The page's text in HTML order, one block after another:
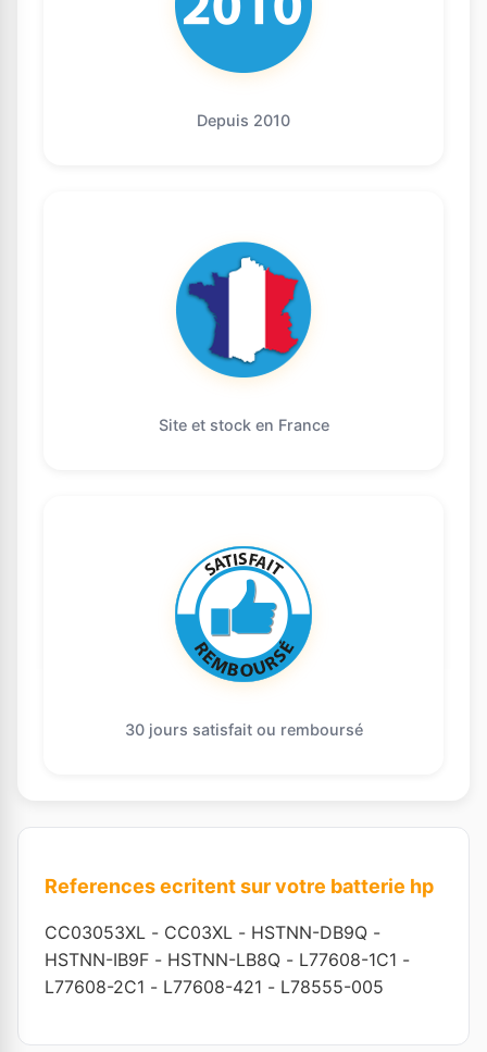
Depuis 2010
Site et stock en France
30 jours satisfait ou remboursé
References ecritent sur votre batterie hp
CC03053XL - CC03XL - HSTNN-DB9Q -
HSTNN-IB9F - HSTNN-LB8Q - L77608-1C1 -
L77608-2C1 - L77608-421 - L78555-005